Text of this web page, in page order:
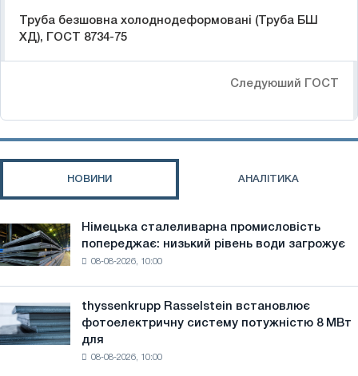
Труба безшовна холоднодеформовані (Труба БШ
ХД), ГОСТ 8734-75
Следуюший ГОСТ
НОВИНИ АНАЛІТИКА
Німецька
сталеливарна
промисловість
рівень
води
Німецька сталеливарна промисловість
попереджає: низький рівень води загрожує
08-08-2026, 10:00
thyssenkrupp
Rasselstein
встановлює
фотоелектричну
thyssenkrupp Rasselstein встановлює
фотоелектричну систему потужністю 8 МВт
для
08-08-2026, 10:00